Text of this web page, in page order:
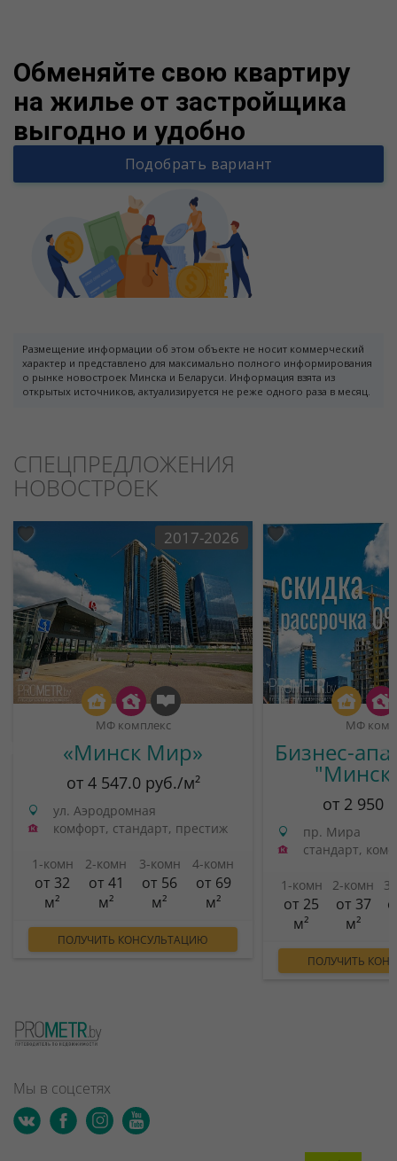
Обменяйте свою квартиру
на жилье от застройщика
выгодно и удобно
Подобрать вариант
Размещение информации об этом объекте не носит коммерческий
характер и представлено для максимально полного информирования
о рынке новостроек Минска и Беларуси. Информация взята из
открытых источников, актуализируется не реже одного раза в месяц.
СПЕЦПРЕДЛОЖЕНИЯ
НОВОСТРОЕК
2017-2026
МФ комплекс
«Минск Мир»
от 4 547.0 руб./м²
ул. Аэродромная
комфорт, стандарт, престиж
1-комн
от 32
м²
2-комн
от 41
м²
3-комн
от 56
м²
4-комн
от 69
м²
ПОЛУЧИТЬ КОНСУЛЬТАЦИЮ
МФ
Бизнес-
от 2 950
пр. Мира
стандарт,
1-комн
от 25
м²
2-комн
от 37
м²
ПОЛУЧИТЬ
Мы в соцсетях